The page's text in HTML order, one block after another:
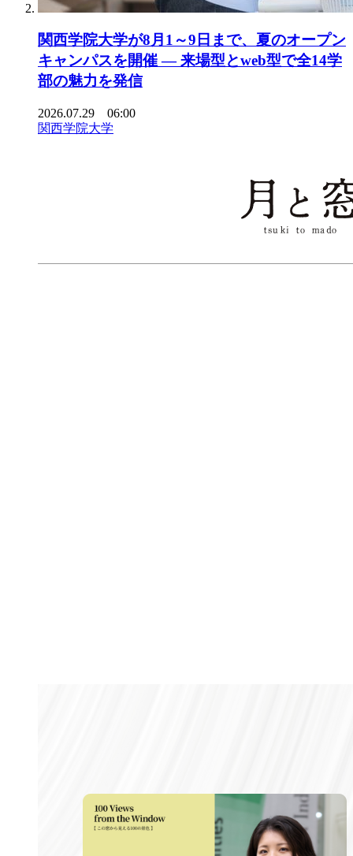
関西学院大学が8月1～9日まで、夏のオープン
キャンパスを開催 ― 来場型とweb型で全14学
部の魅力を発信
2026.07.29 06:00
関西学院大学